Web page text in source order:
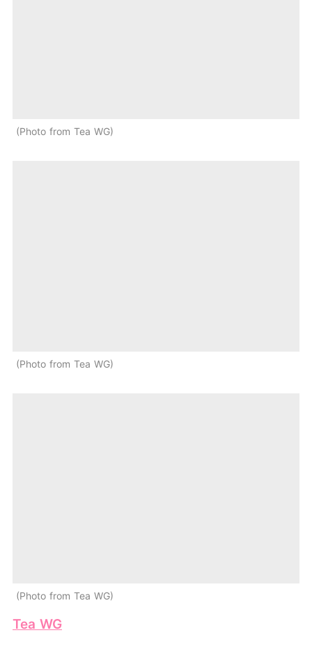
Photo from Tea WG
Photo from Tea WG
Photo from Tea WG
Tea WG